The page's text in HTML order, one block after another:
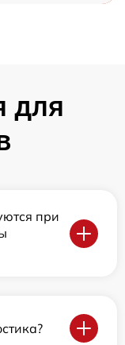
для
при